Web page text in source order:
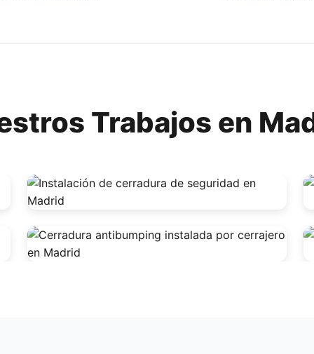
Trabajos en